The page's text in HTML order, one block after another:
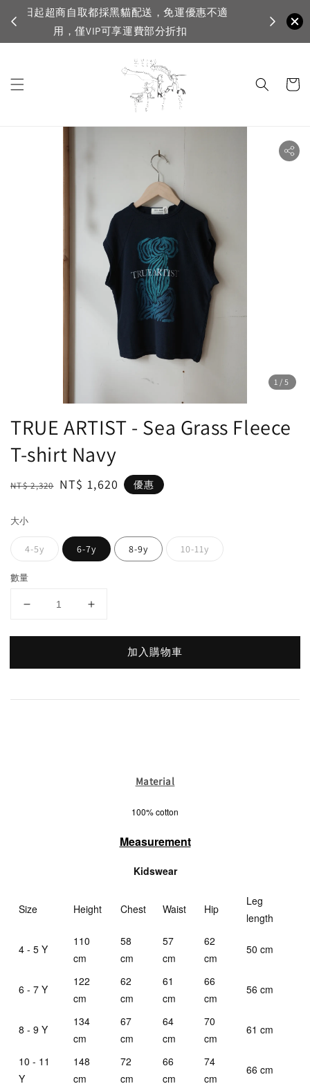
VIP滿1500免運，一般會員滿3500免運
首購登入
1 /5
TRUE ARTIST - Sea Grass Fleece
T-shirt Navy
Regular
NT$ 2,320 Sale
NT$ 1,620 優惠
大小
4-5y 6-7y 8-9y 10-11y
數量
加入購物車
Material
100% cotton
Measurement
Kidswear
Size Height Chest Waist Hip
Leg
length
4 - 5 Y
110
cm
58
cm
57
cm
62
cm
50 cm
6 - 7 Y
122
cm
62
cm
61
cm
66
cm
56 cm
8 - 9 Y
134
cm
67
cm
64
cm
70
cm
61 cm
10 - 11
Y
148
cm
72
cm
66
cm
74
cm
66 cm